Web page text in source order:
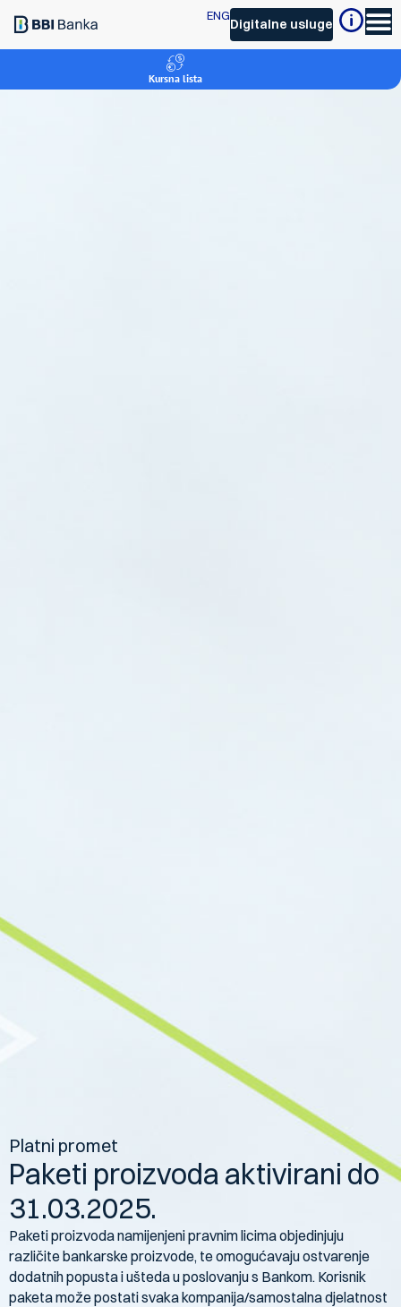
Digitalne usluge
ENG
Platni promet
Paketi proizvoda aktivirani do
31.03.2025.
Paketi proizvoda namijenjeni pravnim licima objedinjuju
različite bankarske proizvode, te omogućavaju ostvarenje
dodatnih popusta i ušteda u poslovanju s Bankom. Korisnik
paketa može postati svaka kompanija/samostalna djelatnost
Kursna lista